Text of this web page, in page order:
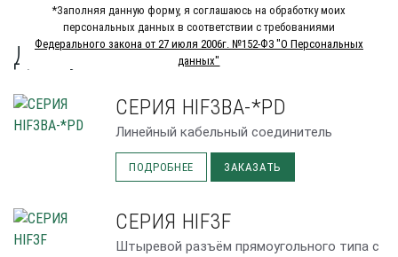
Доступные исполнения
СЕРИЯ HIF3BA-*PD
Линейный кабельный соединитель
ПОДРОБНЕЕ ЗАКАЗАТЬ
СЕРИЯ HIF3F
Штыревой разъём прямоугольного типа с
*Заполняя данную форму, я соглашаюсь на обработку моих
персональных данных в соответствии с требованиями
Федерального закона от 27 июля 2006г. №152-Ф3 "О Персональных
данных"